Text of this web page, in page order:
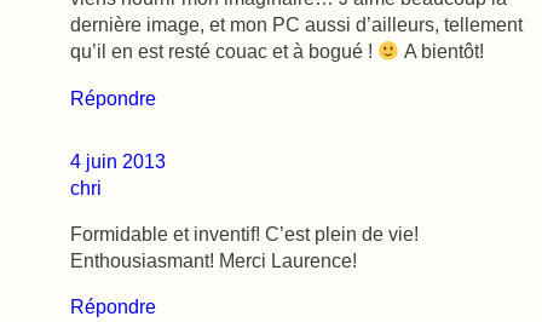
dernière image, et mon PC aussi d’ailleurs, tellement
qu’il en est resté couac et à bogué !
A bientôt!
Répondre
4 juin 2013
chri
Formidable et inventif! C’est plein de vie!
Enthousiasmant! Merci Laurence!
Répondre